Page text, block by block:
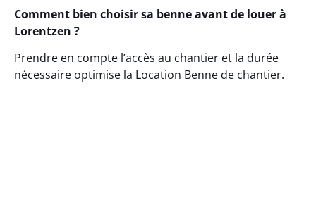
Comment bien choisir sa benne avant de louer à
Lorentzen ?
Prendre en compte l’accès au chantier et la durée
nécessaire optimise la Location Benne de chantier.